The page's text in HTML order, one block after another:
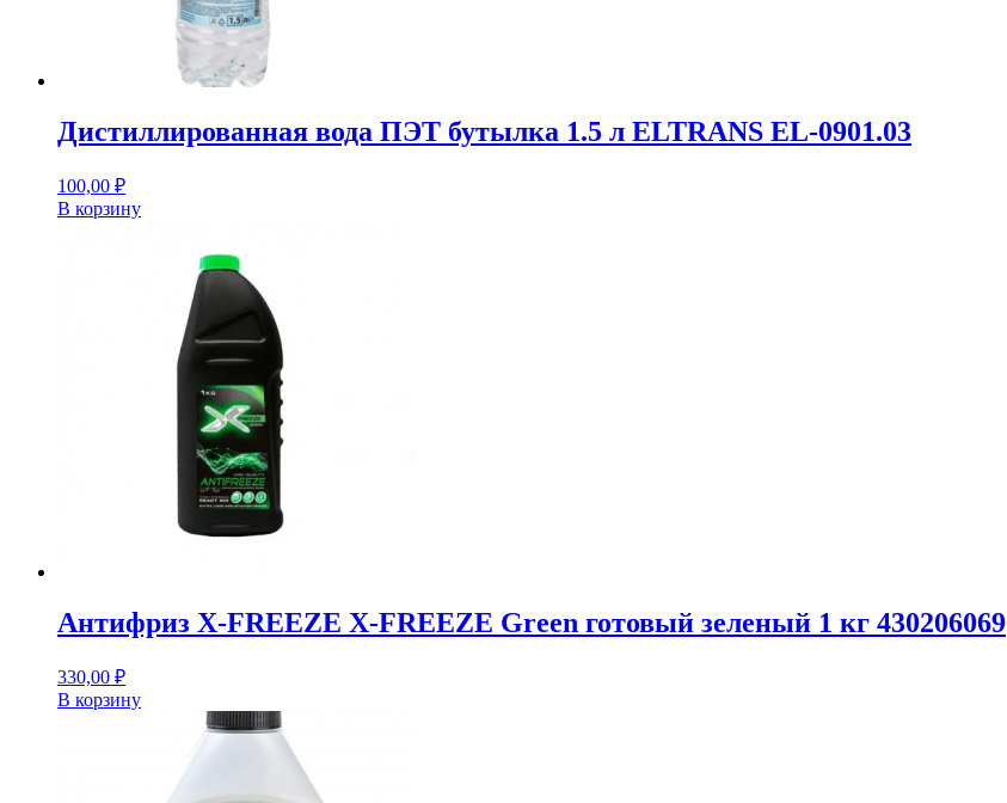
Дистиллированная вода ПЭТ бутылка 1.5 л ELTRANS EL-0901.03
100,00 ₽
В корзину
Антифриз X-FREEZE X-FREEZE Green готовый зеленый 1 кг 430206069
330,00 ₽
В корзину